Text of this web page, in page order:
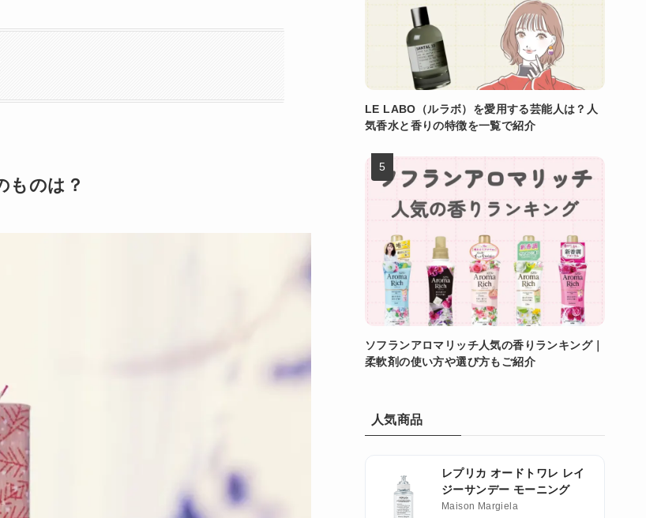
ものは？
LE LABO（ルラボ）を愛用する芸能人は？人
気香水と香りの特徴を一覧で紹介
ソフランアロマリッチ人気の香りランキング｜
柔軟剤の使い方や選び方もご紹介
人気商品
レプリカ オードトワレ レイ
ジーサンデー モーニング
Maison Margiela